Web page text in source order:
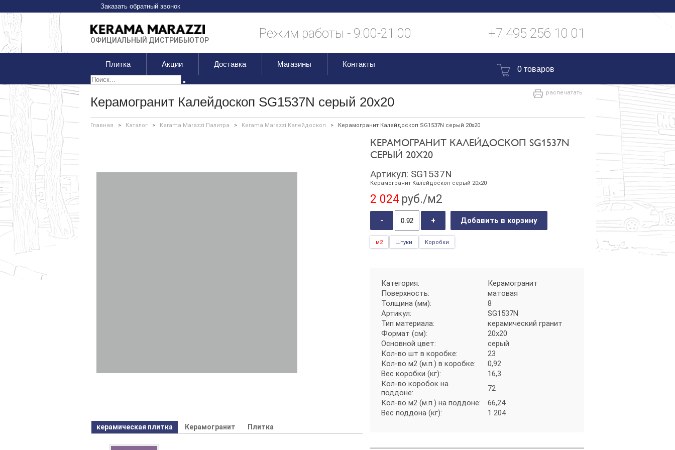
Заказать обратный звонок
ОФИЦИАЛЬНЫЙ ДИСТРИБЬЮТОР Режим работы - 9:00-21:00 +7 495 256 10 01
Плитка Акции Доставка Магазины Контакты
0 товаров
Керамогранит Калейдоскоп SG1537N серый 20х20
распечатать
Главная > Каталог > Kerama Marazzi Палитра > Kerama Marazzi Калейдоскоп > Керамогранит Калейдоскоп SG1537N серый 20х20
керамическая плитка Керамогранит Плитка
КЕРАМОГРАНИТ КАЛЕЙДОСКОП SG1537N
СЕРЫЙ 20Х20
Артикул: SG1537N
Керамогранит Калейдоскоп серый 20х20
2 024 руб./м2
- + Добавить в корзину
м2 Штуки Коробки
Категория:
Керамогранит
Поверхность:
матовая
Толщина (мм):
8
Артикул:
SG1537N
Тип материала:
керамический гранит
Формат (см):
20х20
Основной цвет:
серый
Кол-во шт в коробке:
23
Кол-во м2 (м.п.) в коробке:
0,92
Вес коробки (кг):
16,3
Кол-во коробок на
поддоне:
72
Кол-во м2 (м.п.) на поддоне:
66,24
Вес поддона (кг):
1 204